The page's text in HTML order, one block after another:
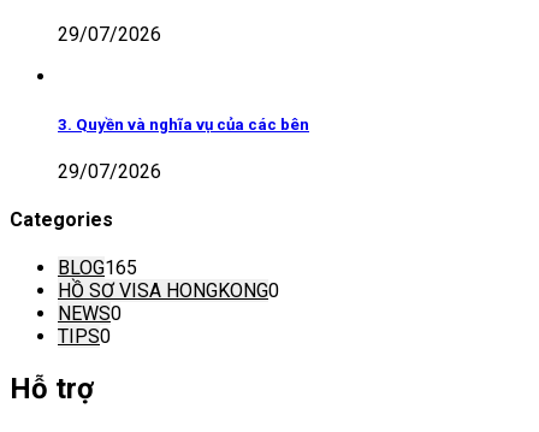
29/07/2026
3. Quyền và nghĩa vụ của các bên
29/07/2026
Categories
BLOG165
HỒ SƠ VISA HONGKONG0
NEWS0
TIPS0
Hỗ trợ